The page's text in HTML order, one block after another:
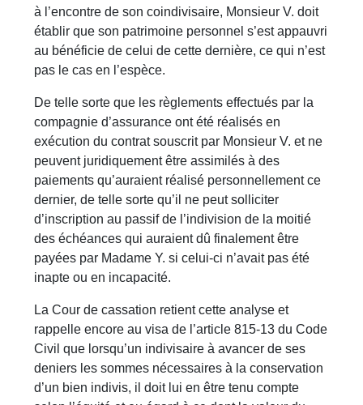
à l’encontre de son coindivisaire, Monsieur V. doit
établir que son patrimoine personnel s’est appauvri
au bénéficie de celui de cette dernière, ce qui n’est
pas le cas en l’espèce.
De telle sorte que les règlements effectués par la
compagnie d’assurance ont été réalisés en
exécution du contrat souscrit par Monsieur V. et ne
peuvent juridiquement être assimilés à des
paiements qu’auraient réalisé personnellement ce
dernier, de telle sorte qu’il ne peut solliciter
d’inscription au passif de l’indivision de la moitié
des échéances qui auraient dû finalement être
payées par Madame Y. si celui-ci n’avait pas été
inapte ou en incapacité.
La Cour de cassation retient cette analyse et
rappelle encore au visa de l’article 815-13 du Code
Civil que lorsqu’un indivisaire à avancer de ses
deniers les sommes nécessaires à la conservation
d’un bien indivis, il doit lui en être tenu compte